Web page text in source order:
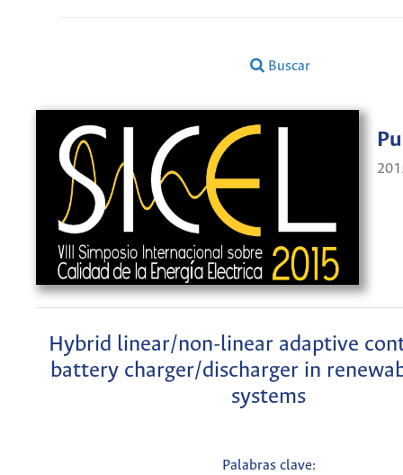
Buscar
Hybrid linear/non-linear adaptive
battery charger/discharger in
systems
Palabras clave: